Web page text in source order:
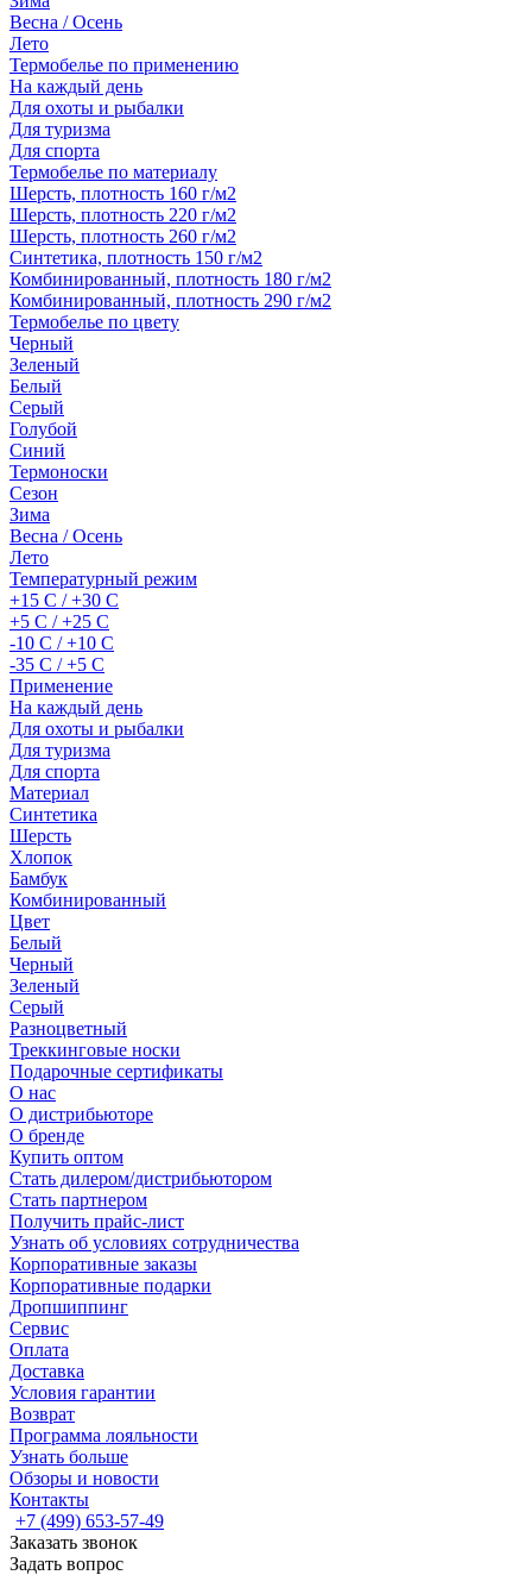
Весна / Осень
Лето
Термобелье по применению
На каждый день
Для охоты и рыбалки
Для туризма
Для спорта
Термобелье по материалу
Шерсть, плотность 160 г/м2
Шерсть, плотность 220 г/м2
Шерсть, плотность 260 г/м2
Синтетика, плотность 150 г/м2
Комбинированный, плотность 180 г/м2
Комбинированный, плотность 290 г/м2
Термобелье по цвету
Черный
Зеленый
Белый
Серый
Голубой
Синий
Термоноски
Сезон
Зима
Весна / Осень
Лето
Температурный режим
+15 С / +30 С
+5 С / +25 С
-10 С / +10 С
-35 С / +5 С
Применение
На каждый день
Для охоты и рыбалки
Для туризма
Для спорта
Материал
Синтетика
Шерсть
Хлопок
Бамбук
Комбинированный
Цвет
Белый
Черный
Зеленый
Серый
Разноцветный
Треккинговые носки
Подарочные сертификаты
О нас
О дистрибьюторе
О бренде
Купить оптом
Стать дилером/дистрибьютором
Стать партнером
Получить прайс-лист
Узнать об условиях сотрудничества
Корпоративные заказы
Корпоративные подарки
Дропшиппинг
Сервис
Оплата
Доставка
Условия гарантии
Возврат
Программа лояльности
Узнать больше
Обзоры и новости
Контакты
+7 (499) 653-57-49
Заказать звонок
Задать вопрос